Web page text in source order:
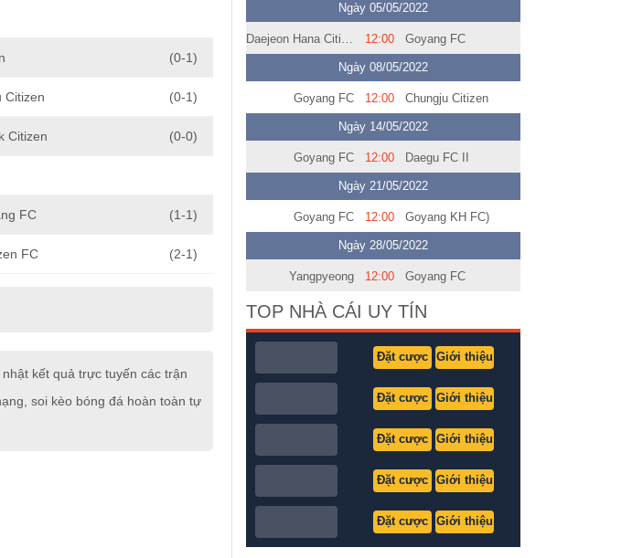
(0-1)
Citizen (0-1)
Citizen (0-0)
FC (1-1)
FC (2-1)
kết quả trực tuyến các trận
soi kèo bóng đá hoàn toàn tự
Ngày 05/05/2022
Daejeon Hana Citizen II 12:00 Goyang FC
Ngày 08/05/2022
Goyang FC 12:00 Chungju Citizen
Ngày 14/05/2022
Goyang FC 12:00 Daegu FC II
Ngày 21/05/2022
Goyang FC 12:00 Goyang KH FC)
Ngày 28/05/2022
Yangpyeong 12:00 Goyang FC
TOP NHÀ CÁI UY TÍN
Đặt cược Giới thiệu
Đặt cược Giới thiệu
Đặt cược Giới thiệu
Đặt cược Giới thiệu
Đặt cược Giới thiệu